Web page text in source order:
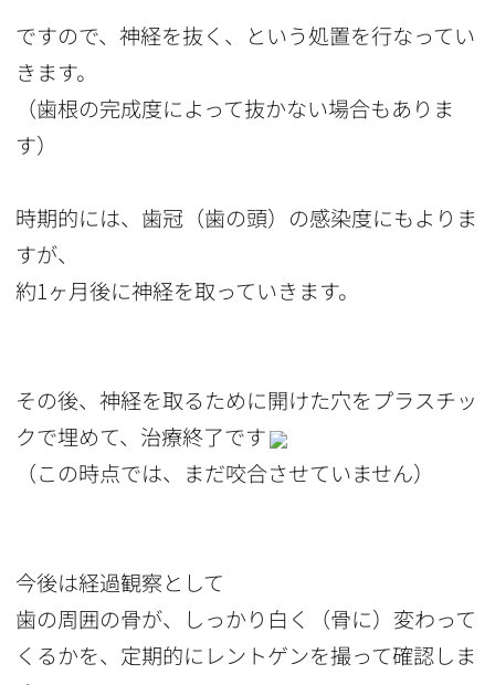
ですので、神経を抜く、という処置を行なってい
きます。
（歯根の完成度によって抜かない場合もありま
す）
時期的には、歯冠（歯の頭）の感染度にもよりま
すが、
約1ヶ月後に神経を取っていきます。
その後、神経を取るために開けた穴をプラスチッ
クで埋めて、治療終了です
（この時点では、まだ咬合させていません）
今後は経過観察として
歯の周囲の骨が、しっかり白く（骨に）変わって
くるかを、定期的にレントゲンを撮って確認しま